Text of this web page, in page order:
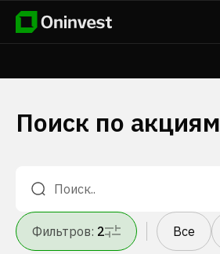
Поиск по акциям
Фильтров: 2 Все